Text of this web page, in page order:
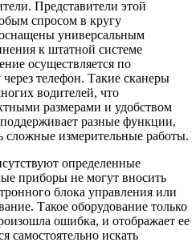
Представители этой
спросом в кругу
универсальным
к штатной системе
осуществляется по
телефон. Такие сканеры
водителей, что
размерами и удобством
разные функции,
сложные измерительные работы.
определенные
приборы не могут вносить
блока управления или
Такое оборудование только
ошибка, и отображает ее
самостоятельно искать